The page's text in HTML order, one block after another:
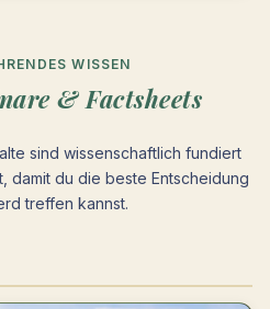
WISSEN
& Factsheets
sind wissenschaftlich fundiert
damit du die beste Entscheidung
treffen kannst.